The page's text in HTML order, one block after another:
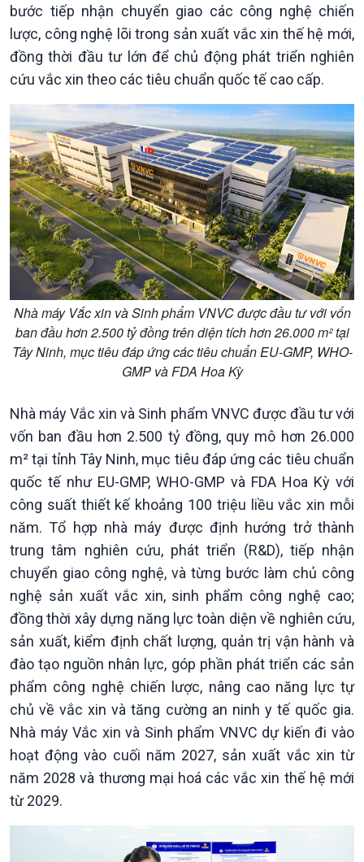
Xã hội
Tin Đời sống & Xã hội
360 độ Sức khỏe
Chuyên gia của bạn
Xã hội chuyển động
Bước chân đến trường
Khoa học & Công nghệ
Tin Khoa học & Công nghệ
Kết nối công nghệ
Sống chung với biến đổi
bước tiếp nhận chuyển giao các công nghệ chiến
lược, công nghệ lõi trong sản xuất vắc xin thế hệ mới,
đồng thời đầu tư lớn để chủ động phát triển nghiên
cứu vắc xin theo các tiêu chuẩn quốc tế cao cấp.
Nhà máy Vắc xin và Sinh phẩm VNVC được đầu tư với vốn
ban đầu hơn 2.500 tỷ đồng trên diện tích hơn 26.000 m² tại
Tây Ninh, mục tiêu đáp ứng các tiêu chuẩn EU-GMP, WHO-
GMP và FDA Hoa Kỳ
Nhà máy Vắc xin và Sinh phẩm VNVC được đầu tư với
vốn ban đầu hơn 2.500 tỷ đồng, quy mô hơn 26.000
m² tại tỉnh Tây Ninh, mục tiêu đáp ứng các tiêu chuẩn
quốc tế như EU-GMP, WHO-GMP và FDA Hoa Kỳ với
công suất thiết kế khoảng 100 triệu liều vắc xin mỗi
năm. Tổ hợp nhà máy được định hướng trở thành
trung tâm nghiên cứu, phát triển (R&D), tiếp nhận
chuyển giao công nghệ, và từng bước làm chủ công
nghệ sản xuất vắc xin, sinh phẩm công nghệ cao;
đồng thời xây dựng năng lực toàn diện về nghiên cứu,
sản xuất, kiểm định chất lượng, quản trị vận hành và
đào tạo nguồn nhân lực, góp phần phát triển các sản
phẩm công nghệ chiến lược, nâng cao năng lực tự
chủ về vắc xin và tăng cường an ninh y tế quốc gia.
Nhà máy Vắc xin và Sinh phẩm VNVC dự kiến đi vào
hoạt động vào cuối năm 2027, sản xuất vắc xin từ
năm 2028 và thương mại hoá các vắc xin thế hệ mới
từ 2029.